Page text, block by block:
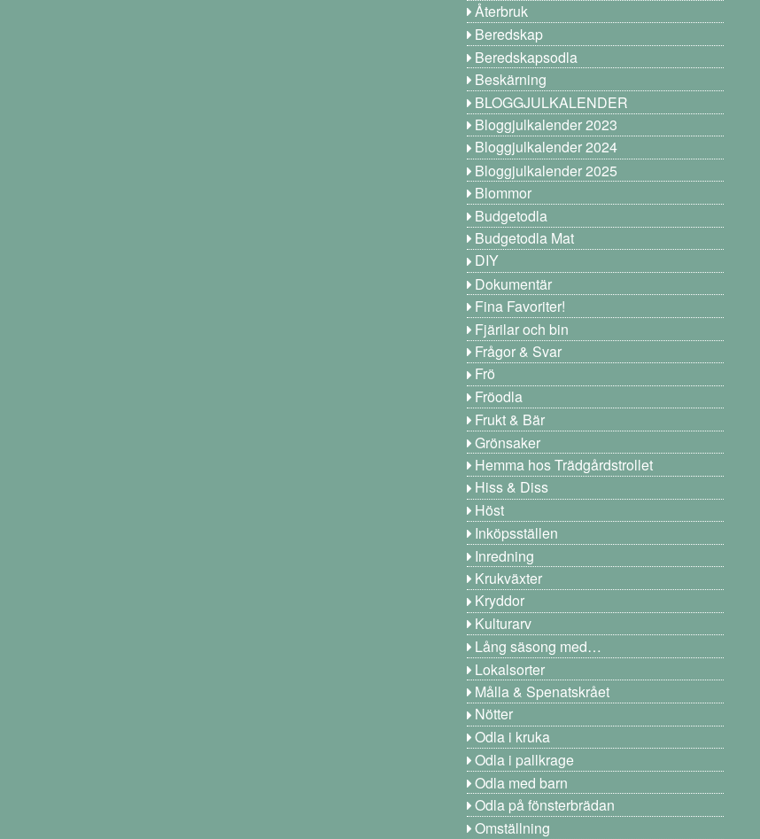
Återbruk
Beredskap
Beredskapsodla
Beskärning
BLOGGJULKALENDER
Bloggjulkalender 2023
Bloggjulkalender 2024
Bloggjulkalender 2025
Blommor
Budgetodla
Budgetodla Mat
DIY
Dokumentär
Fina Favoriter!
Fjärilar och bin
Frågor & Svar
Frö
Fröodla
Frukt & Bär
Grönsaker
Hemma hos Trädgårdstrollet
Hiss & Diss
Höst
Inköpsställen
Inredning
Krukväxter
Kryddor
Kulturarv
Lång säsong med…
Lokalsorter
Målla & Spenatskrået
Nötter
Odla i kruka
Odla i pallkrage
Odla med barn
Odla på fönsterbrädan
Omställning